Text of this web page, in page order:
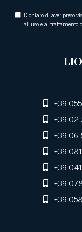
Dichiaro di aver preso
all'uso e al trattamento
+39
+39
+39 06
+39
+39
+39
+39